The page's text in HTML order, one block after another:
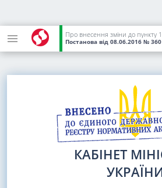
Про внесення зміни до пункту
Постанова від 08.06.2016 № 360
КАБІНЕТ